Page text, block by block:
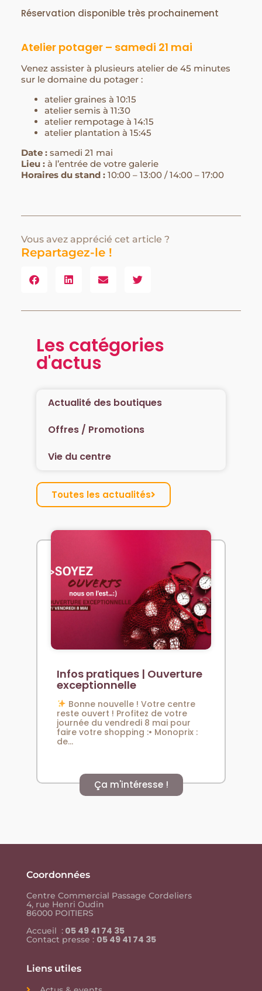
Réservation disponible très prochainement
Atelier potager – samedi 21 mai
Venez assister à plusieurs atelier de 45 minutes
sur le domaine du potager :
atelier graines à 10:15
atelier semis à 11:30
atelier rempotage à 14:15
atelier plantation à 15:45
Date : samedi 21 mai
Lieu : à l’entrée de votre galerie
Horaires du stand :10:00 – 13:00 / 14:00 – 17:00
Vous avez apprécié cet article ?
Repartagez-le !
Les catégories
d'actus
Actualité des boutiques
Offres / Promotions
Vie du centre
Toutes les actualités
Infos pratiques | Ouverture
exceptionnelle
Bonne nouvelle ! Votre centre
reste ouvert ! Profitez de votre
journée du vendredi 8 mai pour
faire votre shopping :• Monoprix :
de...
Ça m'intéresse !
Coordonnées
Centre Commercial Passage Cordeliers
4, rue Henri Oudin
86000 POITIERS
Accueil : 05 49 41 74 35
Contact presse : 05 49 41 74 35
Liens utiles